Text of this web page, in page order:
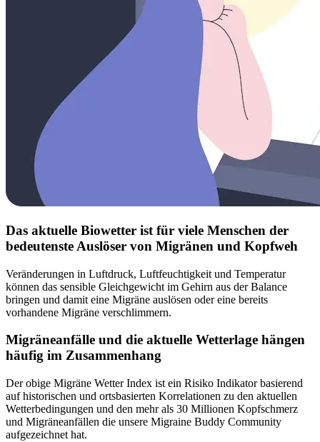
Das aktuelle Biowetter ist für viele Menschen der
bedeutenste Auslöser von Migränen und Kopfweh
Veränderungen in Luftdruck, Luftfeuchtigkeit und Temperatur
können das sensible Gleichgewicht im Gehirn aus der Balance
bringen und damit eine Migräne auslösen oder eine bereits
vorhandene Migräne verschlimmern.
Migräneanfälle und die aktuelle Wetterlage hängen
häufig im Zusammenhang
Der obige Migräne Wetter Index ist ein Risiko Indikator basierend
auf historischen und ortsbasierten Korrelationen zu den aktuellen
Wetterbedingungen und den mehr als 30 Millionen Kopfschmerz
und Migräneanfällen die unsere Migraine Buddy Community
aufgezeichnet hat.